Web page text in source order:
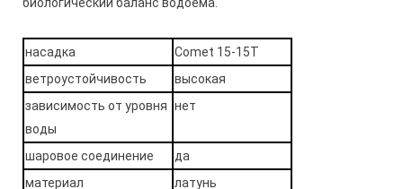
насадка
Comet 15-15Т
ветроустойчивость
высокая
зависимость от уровня
воды
нет
шаровое соединение
да
материал
латунь